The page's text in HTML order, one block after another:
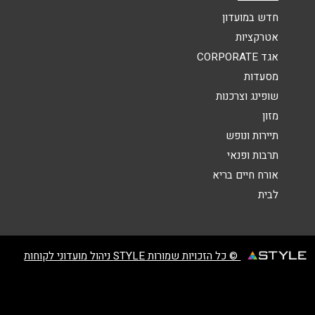
אנא חזרו אלי בקשר ל...
הודעה
חדש במועדון
אטרקציות
אגד CORPORATE
מסעדות
שופינג וצרכנות
מזון
תיירות ונופש
תרבות ופנאי
אורח חיים בריא
לבית
© כל הזכויות שמורות STYLE ניהול מועדוני לקוחות